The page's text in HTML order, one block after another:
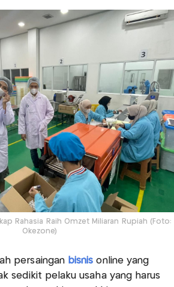
Rahasia Raih Omzet Miliaran Rupiah (Foto:
Okezone)
persaingan bisnis online yang
sedikit pelaku usaha yang harus